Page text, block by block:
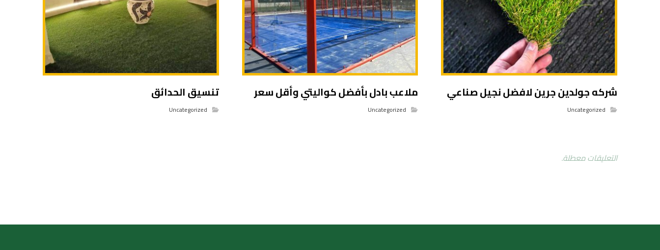
شركه جولدين جرين لافضل نجيل صناعي
Uncategorized
ملاعب بادل بأفضل كواليتي وأقل سعر
Uncategorized
تنسيق الحدائق
Uncategorized
التعليقات معطلة.